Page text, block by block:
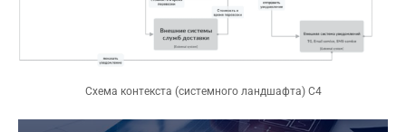
Схема контекста (системного ландшафта) С4